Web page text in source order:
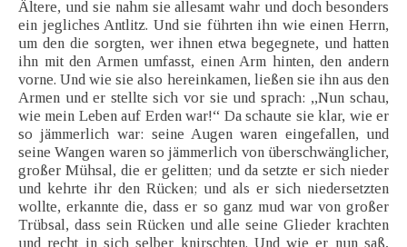
Ältere, und sie nahm sie allesamt wahr und doch besonders
ein jegliches Antlitz. Und sie führten ihn wie einen Herrn,
um den die sorgten, wer ihnen etwa begegnete, und hatten
ihn mit den Armen umfasst, einen Arm hinten, den andern
vorne. Und wie sie also hereinkamen, ließen sie ihn aus den
Armen und er stellte sich vor sie und sprach: ,,Nun schau,
wie mein Leben auf Erden war!“ Da schaute sie klar, wie er
so jämmerlich war: seine Augen waren eingefallen, und
seine Wangen waren so jämmerlich von überschwänglicher,
großer Mühsal, die er gelitten; und da setzte er sich nieder
und kehrte ihr den Rücken; und als er sich niedersetzten
wollte, erkannte die, dass er so ganz mud war von großer
Trübsal, dass sein Rücken und alle seine Glieder krachten
und recht in sich selber knirschten. Und wie er nun saß,